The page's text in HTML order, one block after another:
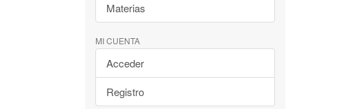
Materias
MI CUENTA
Acceder
Registro